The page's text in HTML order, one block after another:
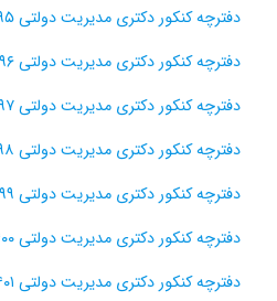
دفترچه کنکور دکتری مدیریت دولتی ۱۳۹۵
دفترچه کنکور دکتری مدیریت دولتی ۱۳۹۶
دفترچه کنکور دکتری مدیریت دولتی ۱۳۹۷
دفترچه کنکور دکتری مدیریت دولتی ۱۳۹۸
دفترچه کنکور دکتری مدیریت دولتی ۱۳۹۹
دفترچه کنکور دکتری مدیریت دولتی ۱۴۰۰
دفترچه کنکور دکتری مدیریت دولتی ۱۴۰۱